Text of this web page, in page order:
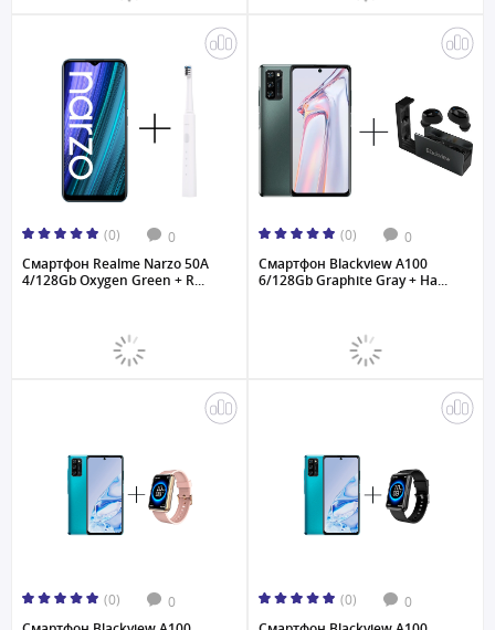
(0) 0
Смартфон Realme Narzo 50A
4/128Gb Oxygen Green + R...
(0) 0
Смартфон Blackview A100
6/128Gb Graphite Gray + На...
(0) 0 (0) 0